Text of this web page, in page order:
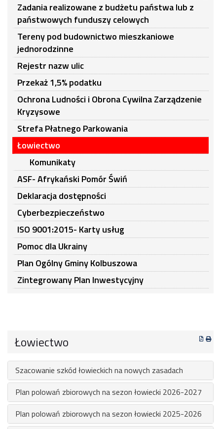
Zadania realizowane z budżetu państwa lub z
państwowych funduszy celowych
Tereny pod budownictwo mieszkaniowe
jednorodzinne
Rejestr nazw ulic
Przekaż 1,5% podatku
Ochrona Ludności i Obrona Cywilna Zarządzenie
Kryzysowe
Strefa Płatnego Parkowania
Łowiectwo
Komunikaty
ASF- Afrykański Pomór Świń
Deklaracja dostępności
Cyberbezpieczeństwo
ISO 9001:2015- Karty usług
Pomoc dla Ukrainy
Plan Ogólny Gminy Kolbuszowa
Zintegrowany Plan Inwestycyjny
Łowiectwo
Szacowanie szkód łowieckich na nowych zasadach
Plan polowań zbiorowych na sezon łowiecki 2026-2027
Plan polowań zbiorowych na sezon łowiecki 2025-2026